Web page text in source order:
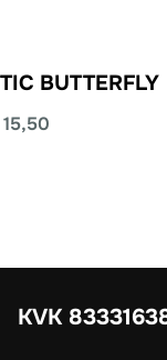
BUTTERFLY
15,50
KVK